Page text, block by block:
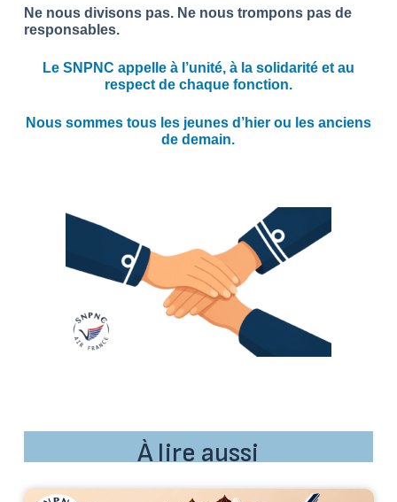
Ne nous divisons pas. Ne nous trompons pas de
responsables.
Le SNPNC appelle à l’unité, à la solidarité et au
respect de chaque fonction.
Nous sommes tous les jeunes d’hier ou les anciens
de demain.
À lire aussi